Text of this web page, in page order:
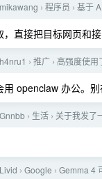
mikawang › 程序员 › 基于
直接把目标网页和
h4nru1 › 推广 › 高强度使用
openclaw 办公。别
Gnnbb › 生活 › 关于我发了
Livid › Google › Gemma 4